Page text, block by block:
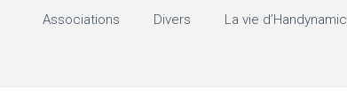
Associations Divers La vie d’Handynamic